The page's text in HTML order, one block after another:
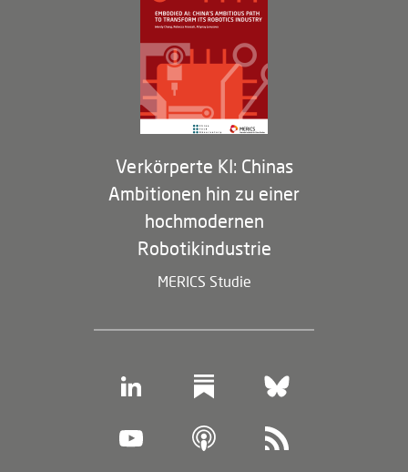
Partner
Membership Program
Verkörperte KI: Chinas
Ambitionen hin zu einer
hochmodernen
Robotikindustrie
MERICS Studie